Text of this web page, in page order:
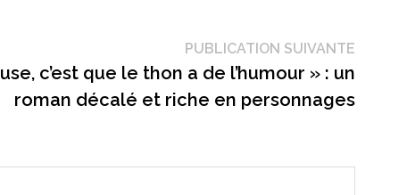
PUBLICATION SUIVANTE
c’est que le thon a de l’humour » : un
roman décalé et riche en personnages